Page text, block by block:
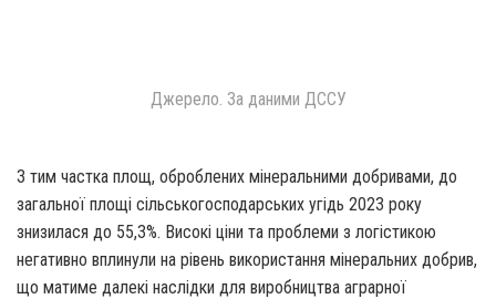
Джерело. За даними ДССУ
З тим частка площ, оброблених мінеральними добривами, до
загальної площі сільськогосподарських угідь 2023 року
знизилася до 55,3%. Високі ціни та проблеми з логістикою
негативно вплинули на рівень використання мінеральних добрив,
що матиме далекі наслідки для виробництва аграрної